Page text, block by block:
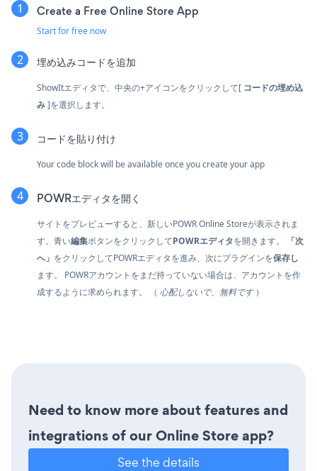
Create a Free Online Store App
Start for free now
埋め込みコードを追加
ShowItエディタで、中央の+アイコンをクリックして[ コードの埋め込
み]を選択します。
コードを貼り付け
Your code block will be available once you create your app
POWRエディタを開く
サイトをプレビューすると、新しいPOWR Online Storeが表示されま
す。青い編集ボタンをクリックしてPOWRエディタを開きます。
「次
へ」 をクリックしてPOWRエディタを進み、次にプラグインを保存し
ます。 POWRアカウントをまだ持っていない場合は、アカウントを作
成するように求められます。 （ 心配しないで、無料です）
Need to know more about features and
integrations of our Online Store app?
See the details